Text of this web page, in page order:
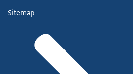
Sitemap